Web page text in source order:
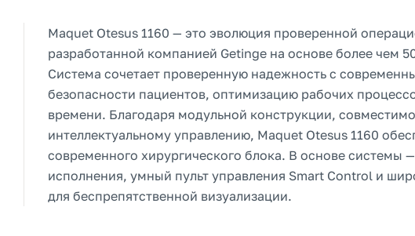
Maquet Otesus 1160 — это эволюция проверенной
разработанной компанией Getinge на основе более чем
Система сочетает проверенную надежность с
безопасности пациентов, оптимизацию рабочих
времени. Благодаря модульной конструкции,
интеллектуальному управлению, Maquet Otesus 1160
современного хирургического блока. В основе системы
исполнения, умный пульт управления Smart Control и
для беспрепятственной визуализации.